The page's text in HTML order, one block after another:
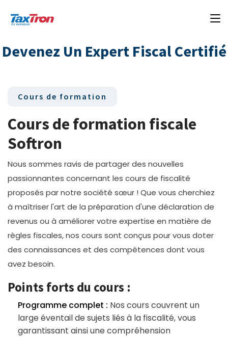
Devenez Un Expert Fiscal Certifié
Cours de formation
Cours de formation fiscale
Softron
Nous sommes ravis de partager des nouvelles
passionnantes concernant les cours de fiscalité
proposés par notre société sœur ! Que vous cherchiez
à maîtriser l'art de la préparation d'une déclaration de
revenus ou à améliorer votre expertise en matière de
règles fiscales, nos cours sont conçus pour vous doter
des connaissances et des compétences dont vous
avez besoin.
Points forts du cours :
Programme complet : Nos cours couvrent un
large éventail de sujets liés à la fiscalité, vous
garantissant ainsi une compréhension